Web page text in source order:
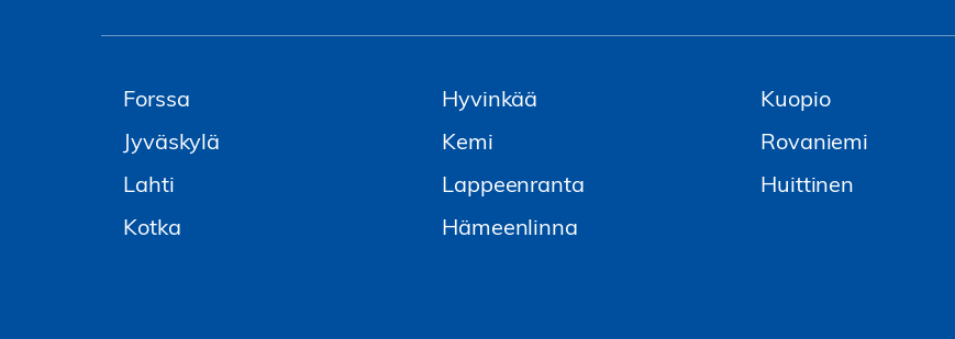
Forssa
Jyväskylä
Lahti
Kotka
Hyvinkää
Kemi
Lappeenranta
Hämeenlinna
Kuopio
Rovaniemi
Huittinen